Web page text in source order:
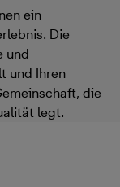
ein
Die
und
und Ihren
die
legt.